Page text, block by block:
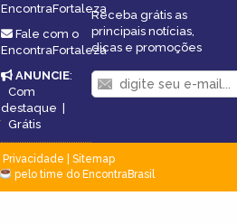
EncontraFortaleza
Fale com o
EncontraFortaleza
ANUNCIE:
Com
destaque |
Grátis
Receba grátis as
principais notícias,
dicas e promoções
Privacidade
Sitemap
pelo time do EncontraBrasil